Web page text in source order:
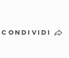
CONDIVIDI